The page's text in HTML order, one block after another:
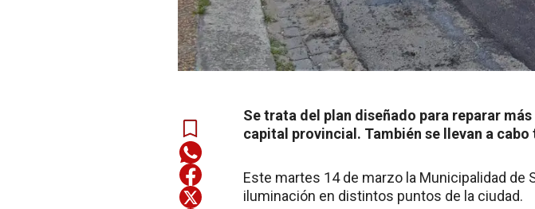
Se trata del plan diseñado para reparar
capital provincial. También se llevan a
Este martes 14 de marzo la Municipalidad de
iluminación en distintos puntos de la ciudad.